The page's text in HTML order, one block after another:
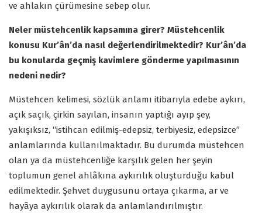
ve ahlakın çürümesine sebep olur.
Neler müstehcenlik kapsamına girer? Müstehcenlik
konusu Kur’ân’da nasıl değerlendirilmektedir? Kur’ân’da
bu konularda geçmiş kavimlere gönderme yapılmasının
nedeni nedir?
Müstehcen kelimesi, sözlük anlamı itibarıyla edebe aykırı,
açık saçık, çirkin sayılan, insanın yaptığı ayıp şey,
yakışıksız, “istihcan edilmiş-edepsiz, terbiyesiz, edepsizce”
anlamlarında kullanılmaktadır. Bu durumda müstehcen
olan ya da müstehcenliğe karşılık gelen her şeyin
toplumun genel ahlâkına aykırılık oluşturduğu kabul
edilmektedir. Şehvet duygusunu ortaya çıkarma, ar ve
hayâya aykırılık olarak da anlamlandırılmıştır.